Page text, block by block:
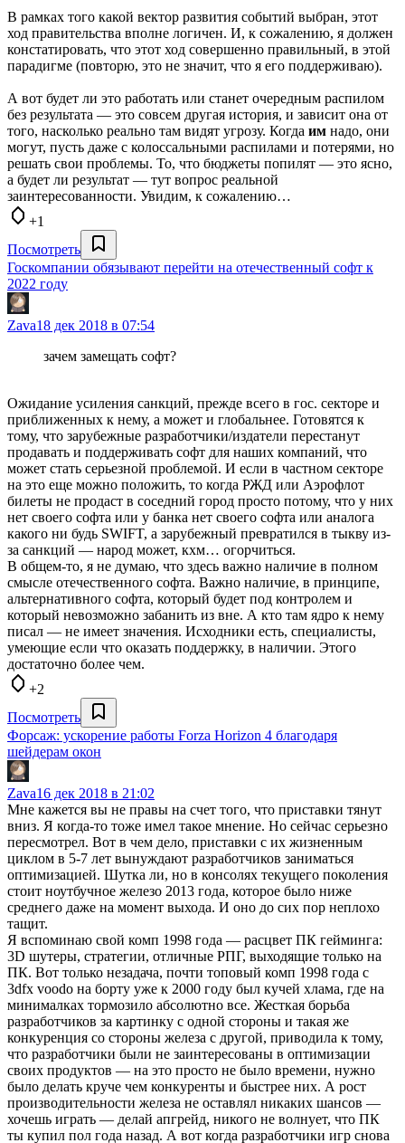
В рамках того какой вектор развития событий выбран, этот
ход правительства вполне логичен. И, к сожалению, я должен
констатировать, что этот ход совершенно правильный, в этой
парадигме (повторю, это не значит, что я его поддерживаю).
А вот будет ли это работать или станет очередным распилом
без результата — это совсем другая история, и зависит она от
того, насколько реально там видят угрозу. Когда им надо, они
могут, пусть даже с колоссальными распилами и потерями, но
решать свои проблемы. То, что бюджеты попилят — это ясно,
а будет ли результат — тут вопрос реальной
заинтересованности. Увидим, к сожалению…
+1
Посмотреть
Госкомпании обязывают перейти на отечественный софт к
2022 году
Zava18 дек 2018 в 07:54
зачем замещать софт?
Ожидание усиления санкций, прежде всего в гос. секторе и
приближенных к нему, а может и глобальнее. Готовятся к
тому, что зарубежные разработчики/издатели перестанут
продавать и поддерживать софт для наших компаний, что
может стать серьезной проблемой. И если в частном секторе
на это еще можно положить, то когда РЖД или Аэрофлот
билеты не продаст в соседний город просто потому, что у них
нет своего софта или у банка нет своего софта или аналога
какого ни будь SWIFT, а зарубежный превратился в тыкву из-
за санкций — народ может, кхм… огорчиться.
В общем-то, я не думаю, что здесь важно наличие в полном
смысле отечественного софта. Важно наличие, в принципе,
альтернативного софта, который будет под контролем и
который невозможно забанить из вне. А кто там ядро к нему
писал — не имеет значения. Исходники есть, специалисты,
умеющие если что оказать поддержку, в наличии. Этого
достаточно более чем.
+2
Посмотреть
Форсаж: ускорение работы Forza Horizon 4 благодаря
шейдерам окон
Zava16 дек 2018 в 21:02
Мне кажется вы не правы на счет того, что приставки тянут
вниз. Я когда-то тоже имел такое мнение. Но сейчас серьезно
пересмотрел. Вот в чем дело, приставки с их жизненным
циклом в 5-7 лет вынуждают разработчиков заниматься
оптимизацией. Шутка ли, но в консолях текущего поколения
стоит ноутбучное железо 2013 года, которое было ниже
среднего даже на момент выхода. И оно до сих пор неплохо
тащит.
Я вспоминаю свой комп 1998 года — расцвет ПК гейминга:
3D шутеры, стратегии, отличные РПГ, выходящие только на
ПК. Вот только незадача, почти топовый комп 1998 года с
3dfx voodo на борту уже к 2000 году был кучей хлама, где на
минималках тормозило абсолютно все. Жесткая борьба
разработчиков за картинку с одной стороны и такая же
конкуренция со стороны железа с другой, приводила к тому,
что разработчики были не заинтересованы в оптимизации
своих продуктов — на это просто не было времени, нужно
было делать круче чем конкуренты и быстрее них. А рост
производительности железа не оставлял никаких шансов —
хочешь играть — делай апгрейд, никого не волнует, что ПК
ты купил пол года назад. А вот когда разработчики игр снова